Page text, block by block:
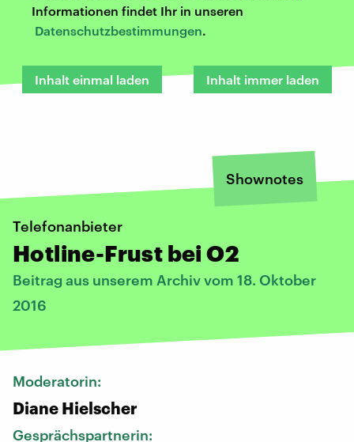
Informationen findet Ihr in unseren
Datenschutzbestimmungen.
Inhalt einmal laden Inhalt immer laden
Shownotes
Telefonanbieter
Hotline-Frust bei O2
Beitrag aus unserem Archiv vom 18. Oktober
2016
Moderatorin:
Diane Hielscher
Gesprächspartnerin: